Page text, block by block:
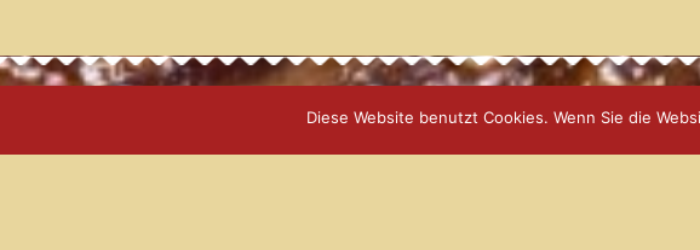
Diese Website benutzt Cookies. Wenn Sie die